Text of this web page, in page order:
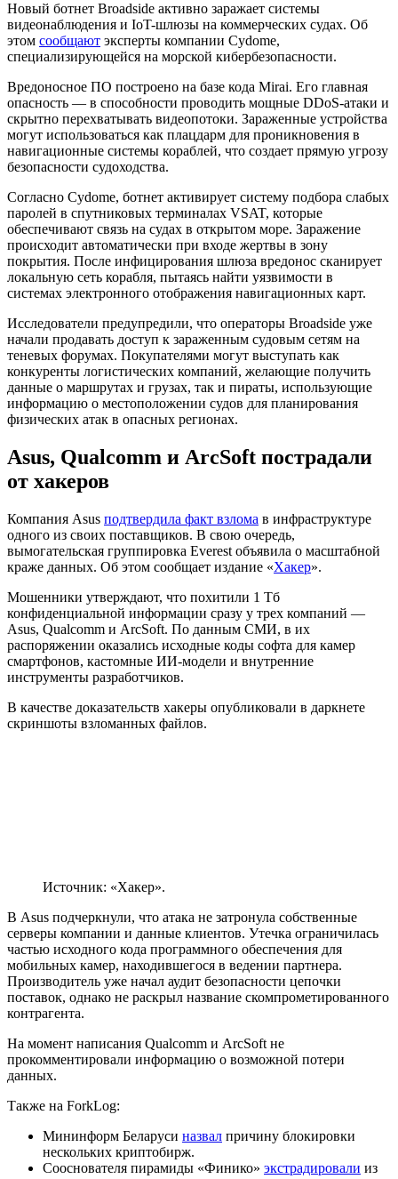
Новый ботнет Broadside активно заражает системы
видеонаблюдения и IoT-шлюзы на коммерческих судах. Об
этом сообщают эксперты компании Cydome,
специализирующейся на морской кибербезопасности.
Вредоносное ПО построено на базе кода Mirai. Его главная
опасность — в способности проводить мощные DDoS-атаки и
скрытно перехватывать видеопотоки. Зараженные устройства
могут использоваться как плацдарм для проникновения в
навигационные системы кораблей, что создает прямую угрозу
безопасности судоходства.
Согласно Cydome, ботнет активирует систему подбора слабых
паролей в спутниковых терминалах VSAT, которые
обеспечивают связь на судах в открытом море. Заражение
происходит автоматически при входе жертвы в зону
покрытия. После инфицирования шлюза вредонос сканирует
локальную сеть корабля, пытаясь найти уязвимости в
системах электронного отображения навигационных карт.
Исследователи предупредили, что операторы Broadside уже
начали продавать доступ к зараженным судовым сетям на
теневых форумах. Покупателями могут выступать как
конкуренты логистических компаний, желающие получить
данные о маршрутах и грузах, так и пираты, использующие
информацию о местоположении судов для планирования
физических атак в опасных регионах.
Asus, Qualcomm и ArcSoft пострадали
от хакеров
Компания Asus подтвердила факт взлома в инфраструктуре
одного из своих поставщиков. В свою очередь,
вымогательская группировка Everest объявила о масштабной
краже данных. Об этом сообщает издание «Хакер».
Мошенники утверждают, что похитили 1 Тб
конфиденциальной информации сразу у трех компаний —
Asus, Qualcomm и ArcSoft. По данным СМИ, в их
распоряжении оказались исходные коды софта для камер
смартфонов, кастомные ИИ-модели и внутренние
инструменты разработчиков.
В качестве доказательств хакеры опубликовали в даркнете
скриншоты взломанных файлов.
Источник: «Хакер».
В Asus подчеркнули, что атака не затронула собственные
серверы компании и данные клиентов. Утечка ограничилась
частью исходного кода программного обеспечения для
мобильных камер, находившегося в ведении партнера.
Производитель уже начал аудит безопасности цепочки
поставок, однако не раскрыл название скомпрометированного
контрагента.
На момент написания Qualcomm и ArcSoft не
прокомментировали информацию о возможной потери
данных.
Также на ForkLog:
Мининформ Беларуси назвал причину блокировки
нескольких криптобирж.
Сооснователя пирамиды «Финико» экстрадировали из